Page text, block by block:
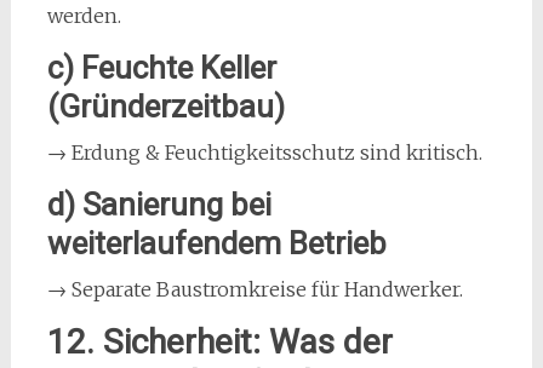
werden.
c) Feuchte Keller
(Gründerzeitbau)
→ Erdung & Feuchtigkeitsschutz sind kritisch.
d) Sanierung bei
weiterlaufendem Betrieb
→ Separate Baustromkreise für Handwerker.
12. Sicherheit: Was der